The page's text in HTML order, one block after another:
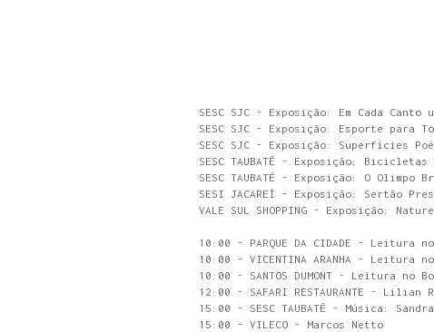
SESC SJC - Exposição: Em Cada Canto
SESC SJC - Exposição: Esporte para
SESC SJC - Exposição: Superfícies
SESC TAUBATÉ - Exposição:
SESC TAUBATÉ - Exposição: O Olimpo
SESI JACAREÍ - Exposição: Sertão
VALE SUL SHOPPING - Exposição:
10:00 - PARQUE DA CIDADE - Leitura
10:00 - VICENTINA ARANHA - Leitura
10:00 - SANTOS DUMONT - Leitura no
12:00 - SAFARI RESTAURANTE - Lilian
15:00 - SESC TAUBATÉ - Música:
15:00 - VILECO - Marcos Netto